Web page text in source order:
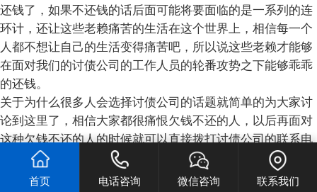
还钱了，如果不还钱的话后面可能将要面临的是一系列的连
环计，还让这些老赖痛苦的生活在这个世界上，相信每一个
人都不想让自己的生活变得痛苦吧，所以说这些老赖才能够
在面对我们的讨债公司的工作人员的轮番攻势之下能够乖乖
的还钱。
关于为什么很多人会选择讨债公司的话题就简单的为大家讨
论到这里了，相信大家都很痛恨欠钱不还的人，以后再面对
这种欠钱不还的人的时候就可以直接拨打讨债公司的联系电
话，讨债公司的工作人员会非常热心的接待大家，会为客户
提出多种多样得套袋的方法和策略，能够非常及时的帮助大
首页 电话咨询 微信咨询 联系我们